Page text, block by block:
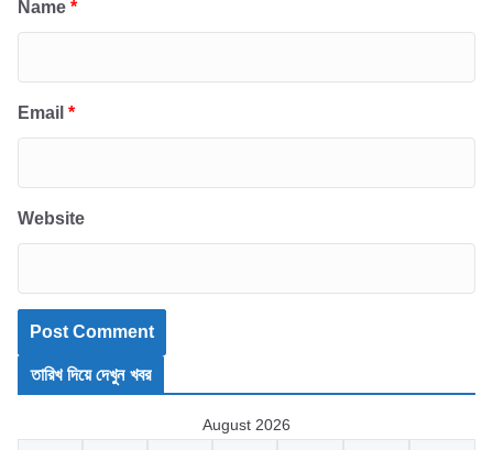
Name *
Email *
Website
তারিখ দিয়ে দেখুন খবর
August 2026